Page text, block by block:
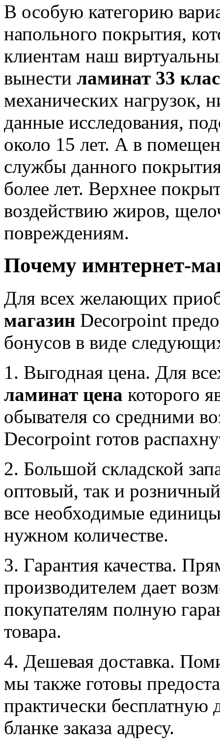
В особую категорию
напольного покрытия,
клиентам наш
вынести ламинат 33
механических нагрузок,
данные исследования,
около 15 лет. А в
службы данного
более лет. Верхнее
воздействию жиров,
повреждениям.
Почему имнтернет-
Для всех желающих
магазин Decorpoint
бонусов в виде
1. Выгодная цена. Для
ламинат цена которого
обывателя со средними
Decorpoint готов
2. Большой складской
оптовый, так и
все необходимые
нужном количестве.
3. Гарантия качества.
производителем дает
покупателям полную
товара.
4. Дешевая доставка.
мы также готовы
практически бесплатную
бланке заказа адресу.